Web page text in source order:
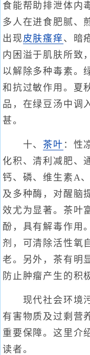
食能帮助排泄体内
多人在进食肥腻、
出现 皮肤瘙痒 、暗
内困溢于肌肤所致
以解除多种毒素。
和抗过敏作用。夏
品，在绿豆汤中调
甚。
十、 茶叶 ：性
化积、清利减肥、
钙、磷、维生素A
及多种酶，对醒脑
效尤为显著。茶
酚，具有解毒作用
剂，可清除活性氧
老。另外，茶有明
防止肿瘤产生的积
现代社会环境污
有害物质及过剩营
重要保障。这里介
读者。